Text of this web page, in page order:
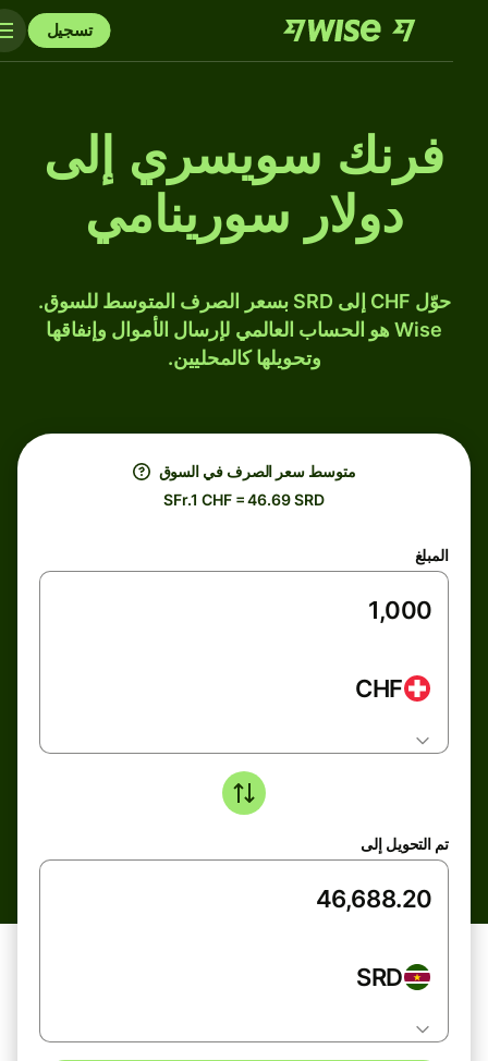
تسجيل
فرنك سويسري إلى
دولار سورينامي
حوّل CHF إلى SRD بسعر الصرف المتوسط للسوق.
Wise هو الحساب العالمي لإرسال الأموال وإنفاقها
وتحويلها كالمحليين.
متوسط ​​سعر الصرف في السوق
SFr.1 CHF = 46.69 SRD
المبلغ
CHF
تم التحويل إلى
SRD